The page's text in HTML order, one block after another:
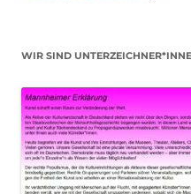
WIR SIND